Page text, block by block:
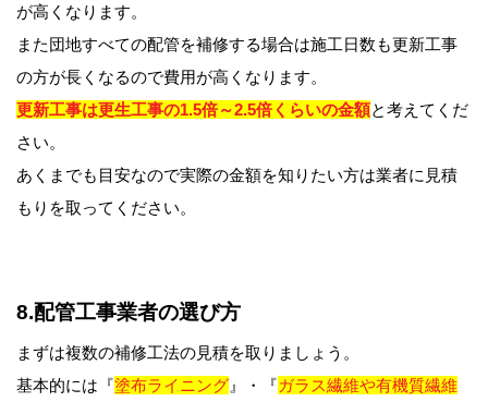
が高くなります。
また団地すべての配管を補修する場合は施工日数も更新工事
の方が長くなるので費用が高くなります。
更新工事は更生工事の1.5倍～2.5倍くらいの金額と考えてくだ
さい。
あくまでも目安なので実際の金額を知りたい方は業者に見積
もりを取ってください。
8.配管工事業者の選び方
まずは複数の補修工法の見積を取りましょう。
基本的には『塗布ライニング 』・『ガラス繊維や有機質繊維